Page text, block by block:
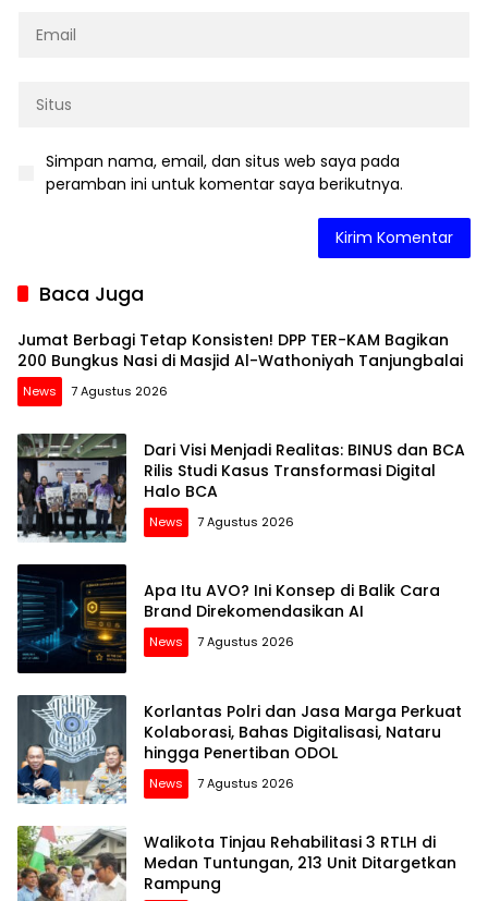
Simpan nama, email, dan situs web saya pada
peramban ini untuk komentar saya berikutnya.
Baca Juga
Jumat Berbagi Tetap Konsisten! DPP TER-KAM Bagikan
200 Bungkus Nasi di Masjid Al-Wathoniyah Tanjungbalai
News 7 Agustus 2026
Dari Visi Menjadi Realitas: BINUS dan BCA
Rilis Studi Kasus Transformasi Digital
Halo BCA
News 7 Agustus 2026
Apa Itu AVO? Ini Konsep di Balik Cara
Brand Direkomendasikan AI
News 7 Agustus 2026
Korlantas Polri dan Jasa Marga Perkuat
Kolaborasi, Bahas Digitalisasi, Nataru
hingga Penertiban ODOL
News 7 Agustus 2026
Walikota Tinjau Rehabilitasi 3 RTLH di
Medan Tuntungan, 213 Unit Ditargetkan
Rampung